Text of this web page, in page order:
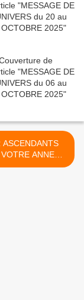
ASCENDANTS
ANNEE